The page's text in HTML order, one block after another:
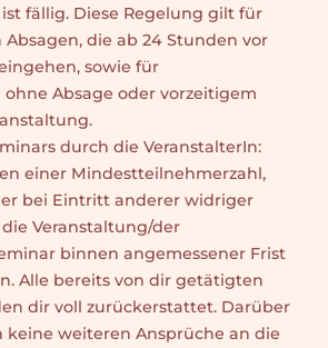
fällig. Diese Regelung gilt für
die ab 24 Stunden vor
sowie für
Absage oder vorzeitigem
durch die VeranstalterIn:
einer Mindestteilnehmerzahl,
bei Eintritt anderer widriger
Veranstaltung/der
binnen angemessener Frist
Alle bereits von dir getätigten
dir voll zurückerstattet. Darüber
keine weiteren Ansprüche an die